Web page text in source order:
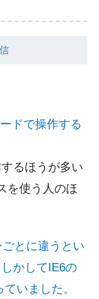
ドで操作する
るほうが多い
を使う人のほ
とに違うとい
かしてIE6の
いました。